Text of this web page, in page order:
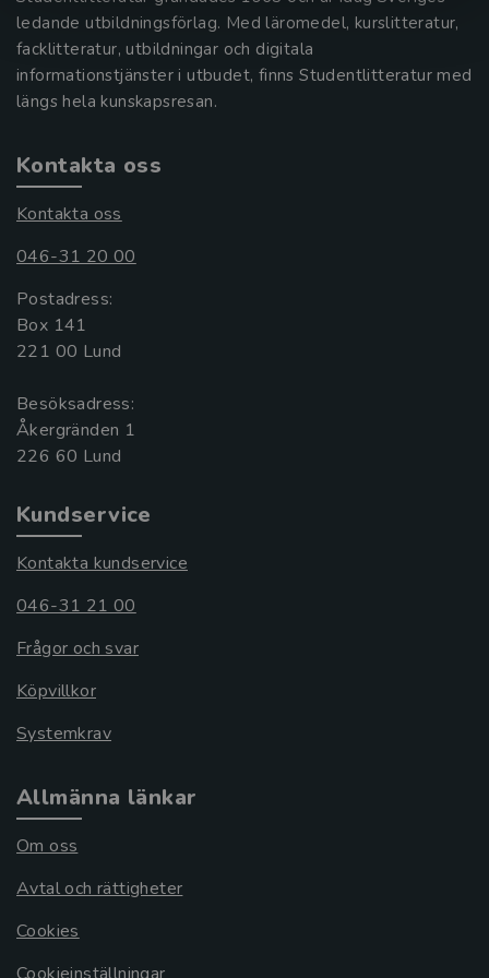
ledande utbildningsförlag. Med läromedel, kurslitteratur,
facklitteratur, utbildningar och digitala
informationstjänster i utbudet, finns Studentlitteratur med
längs hela kunskapsresan.
Kontakta oss
Kontakta oss
046-31 20 00
Postadress:
Box 141
221 00 Lund
Besöksadress:
Åkergränden 1
Kundservice
Kontakta kundservice
046-31 21 00
Frågor och svar
Köpvillkor
Systemkrav
Allmänna länkar
Om oss
Avtal och rättigheter
Cookies